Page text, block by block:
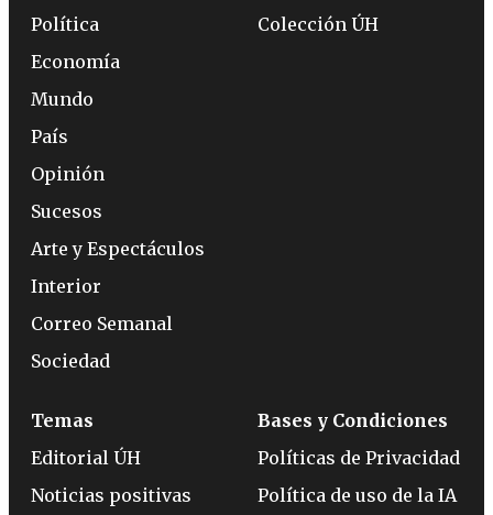
Política
Economía
Mundo
País
Opinión
Sucesos
Arte y Espectáculos
Interior
Correo Semanal
Sociedad
Colección ÚH
Temas
Editorial ÚH
Noticias positivas
Bases y Condiciones
Políticas de Privacidad
Política de uso de la IA